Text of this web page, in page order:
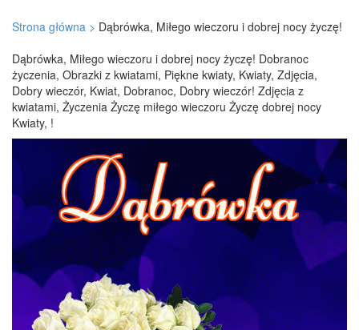
Strona główna > Dąbrówka, Miłego wieczoru i dobrej nocy życzę!
Dąbrówka, Miłego wieczoru i dobrej nocy życzę! Dobranoc
życzenia, Obrazki z kwiatami, Piękne kwiaty, Kwiaty, Zdjęcia,
Dobry wieczór, Kwiat, Dobranoc, Dobry wieczór! Zdjęcia z
kwiatami, Życzenia Życzę miłego wieczoru Życzę dobrej nocy
Kwiaty, !